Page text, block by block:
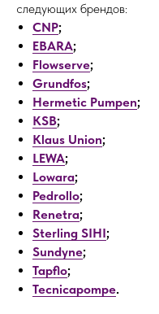
следующих брендов:
CNP;
EBARA;
Flowserve;
Grundfos;
Hermetic Pumpen;
KSB;
Klaus Union;
LEWA;
Lowara;
Pedrollo;
Renetra;
Sterling SIHI;
Sundyne;
Tapflo;
Tecnicapompe.